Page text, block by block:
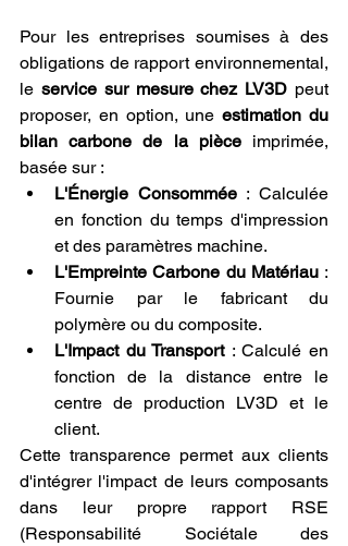
Pour les entreprises soumises à des
obligations de rapport environnemental,
le service sur mesure chez LV3D peut
proposer, en option, une estimation du
bilan carbone de la pièce imprimée,
basée sur :
L'Énergie Consommée : Calculée
en fonction du temps d'impression
et des paramètres machine.
L'Empreinte Carbone du Matériau :
Fournie par le fabricant du
polymère ou du composite.
L'Impact du Transport : Calculé en
fonction de la distance entre le
centre de production LV3D et le
client.
Cette transparence permet aux clients
d'intégrer l'impact de leurs composants
dans leur propre rapport RSE
(Responsabilité Sociétale des